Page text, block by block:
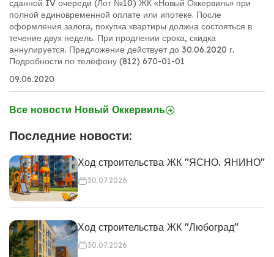
сданной IV очереди (Лот №10) ЖК «Новый Оккервиль» при
полной единовременной оплате или ипотеке. После
оформления залога, покупка квартиры должна состояться в
течение двух недель. При продлении срока, скидка
аннулируется. Предложение действует до 30.06.2020 г.
Подробности по телефону (812) 670-01-01
09.06.2020
Все новости Новый Оккервиль
Последние новости:
Ход строительства ЖК "ЯСНО. ЯНИНО"
30.07.2026
Ход строительства ЖК "Любоград"
30.07.2026